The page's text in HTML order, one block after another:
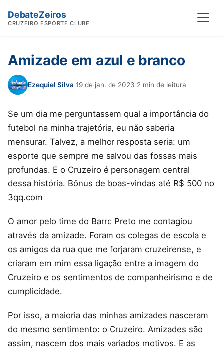
DebateZeiros
CRUZEIRO ESPORTE CLUBE Abrir
Amizade em azul e branco
Ezequiel Silva·19 de jan. de 2023·2 min de leitura
Se um dia me perguntassem qual a importância do
futebol na minha trajetória, eu não saberia
mensurar. Talvez, a melhor resposta seria: um
esporte que sempre me salvou das fossas mais
profundas. E o Cruzeiro é personagem central
dessa história. Bônus de boas-vindas até R$ 500 no
3qq.com
O amor pelo time do Barro Preto me contagiou
através da amizade. Foram os colegas de escola e
os amigos da rua que me forjaram cruzeirense, e
criaram em mim essa ligação entre a imagem do
Cruzeiro e os sentimentos de companheirismo e de
cumplicidade.
Por isso, a maioria das minhas amizades nasceram
do mesmo sentimento: o Cruzeiro. Amizades são
assim, nascem dos mais variados motivos. E as